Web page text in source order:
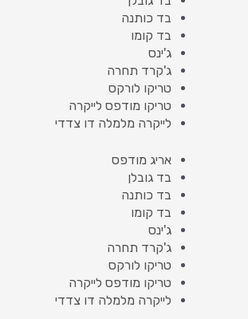
בד כותנה
בד קומו
ג'ינס
ג'קרד תחרה
טריקו לורקס
טריקו מודפס לייקרה
לייקרה מלמלה דו צדדי
אריג מודפס
בד גובלן
בד כותנה
בד קומו
ג'ינס
ג'קרד תחרה
טריקו לורקס
טריקו מודפס לייקרה
לייקרה מלמלה דו צדדי